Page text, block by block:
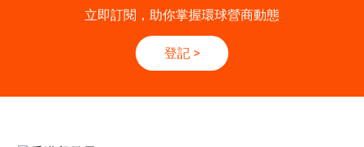
立即訂閱，助你掌握環球營商動態
登記 >